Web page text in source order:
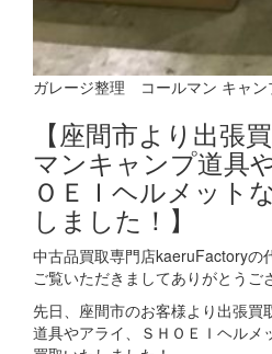
ガレージ整理 コールマン キャ
【座間市より出張
マンキャンプ道具
ＯＥＩヘルメット
しました！】
中古品買取専門店kaeruFactoryの
ご覧いただきましてありがとうご
先日、座間市のお客様より出張買
道具やアライ、ＳＨＯＥＩヘルメ